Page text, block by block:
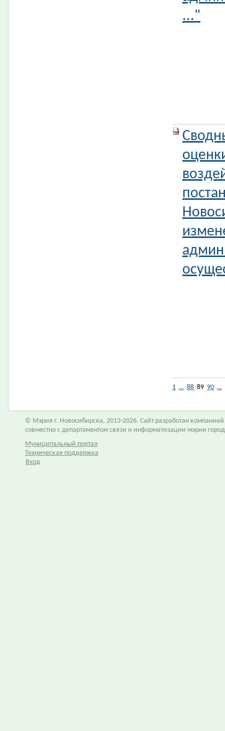
..."
1 … 88 89 90 …
© Мэрия г. Новосибирска, 2013-2026. Сайт разработан компанией
совместно с департаментом связи и информатизации мэрии
Муниципальный портал
Техническая поддержка
Вход